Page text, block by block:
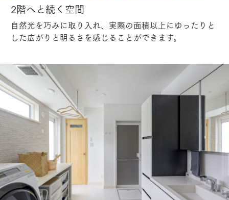
2階へと続く空間
自然光を巧みに取り入れ、実際の面積以上にゆったりと
した広がりと明るさを感じることができます。